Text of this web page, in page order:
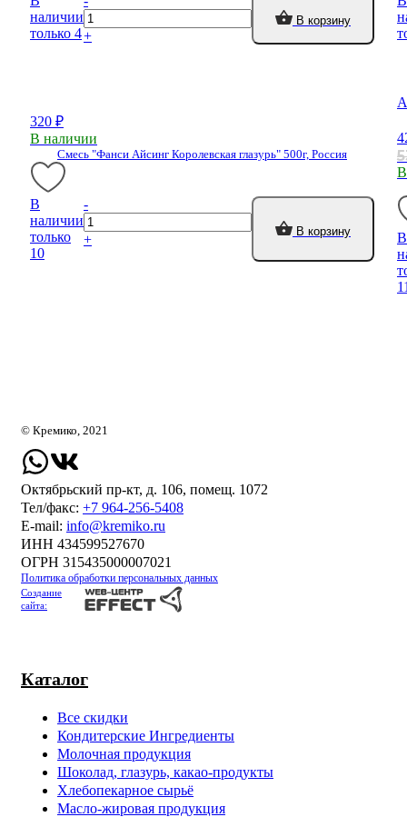
наличии
только 4+
В корзину
320 ₽
В наличии
Смесь "Фанси Айсинг Королевская глазурь" 500г, Россия
В
наличии
только
10
-
+
В корзину
В
Каталог
Все скидки
Кондитерские Ингредиенты
Молочная продукция
Шоколад, глазурь, какао-продукты
Хлебопекарное сырьё
Масло-жировая продукция
© Кремико, 2021
Октябрьский пр-кт, д. 106, помещ. 1072
Тел/факс: +7 964-256-5408
Е-mail: info@kremiko.ru
ИНН 434599527670
ОГРН 315435000007021
Политика обработки персональных данных
Создание
сайта: